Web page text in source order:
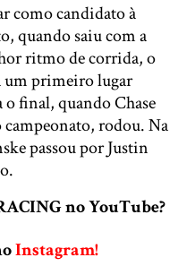
como candidato à
quando saiu com a
ritmo de corrida, o
um primeiro lugar
final, quando Chase
rodou. Na
passou por Justin
no YouTube?
Instagram!